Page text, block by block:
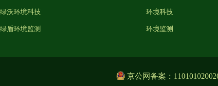
绿沃环境科技
绿盾环境监测
环境科技
环境监测
京公网备案：